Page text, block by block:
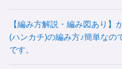
【編み方解説・編み図あり】
(ハンカチ)の編み方♪簡単なの
です。